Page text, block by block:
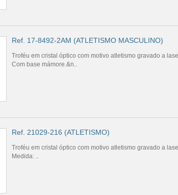
Ref. 17-8492-2AM (ATLETISMO MASCULINO)
Troféu em cristal óptico com motivo atletismo gravado a
Com base mámore.&n..
Ref. 21029-216 (ATLETISMO)
Troféu em cristal óptico com motivo atletismo gravado a
Medida: ..